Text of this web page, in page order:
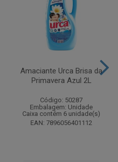
Amaciante Urca Brisa da
Primavera Azul 2L
Código: 50287
Embalagem: Unidade
Caixa contém 6 unidade(s)
EAN: 7896056401112